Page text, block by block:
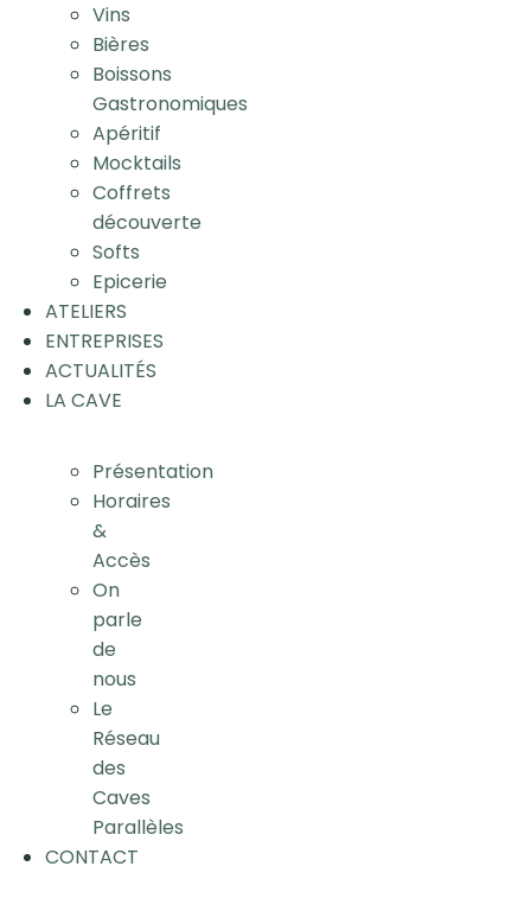
Vins
Bières
Boissons
Gastronomiques
Apéritif
Mocktails
Coffrets
découverte
Softs
Epicerie
ATELIERS
ENTREPRISES
ACTUALITÉS
LA CAVE
Présentation
Horaires
&
Accès
On
parle
de
nous
Le
Réseau
des
Caves
Parallèles
CONTACT